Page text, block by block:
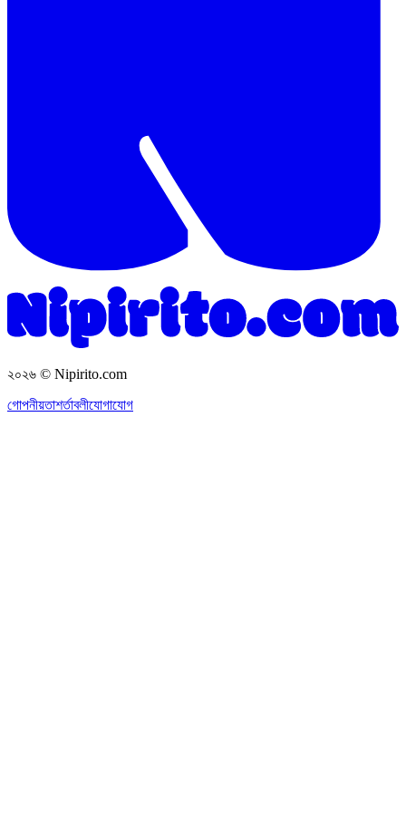
২০২৬ © Nipirito.com
গোপনীয়তাশর্তাবলীযোগাযোগ